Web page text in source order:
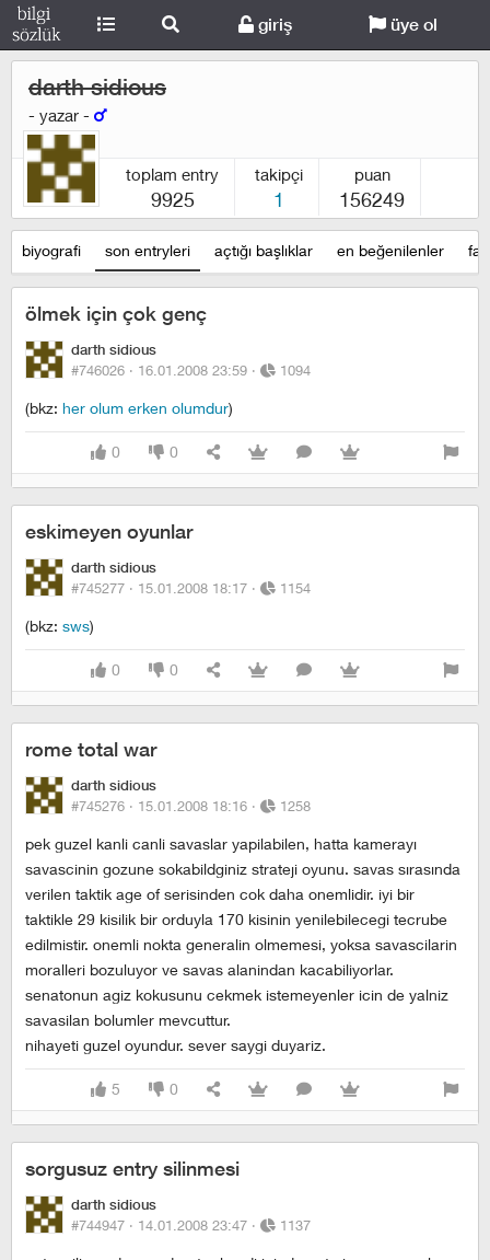
giriş üye ol
darth sidious
- yazar -
toplam entry
9925
takipçi
1
puan
156249
biyografi son entryleri açtığı başlıklar en beğenilenler
ölmek için çok genç
darth sidious
#746026 · 16.01.2008 23:59 · 1094
(bkz: her olum erken olumdur)
0 0
eskimeyen oyunlar
darth sidious
#745277 · 15.01.2008 18:17 · 1154
(bkz: sws)
0 0
rome total war
darth sidious
#745276 · 15.01.2008 18:16 · 1258
pek guzel kanli canli savaslar yapilabilen, hatta kamerayı
savascinin gozune sokabildginiz strateji oyunu. savas sırasında
verilen taktik age of serisinden cok daha onemlidir. iyi bir
taktikle 29 kisilik bir orduyla 170 kisinin yenilebilecegi tecrube
edilmistir. onemli nokta generalin olmemesi, yoksa savascilarin
moralleri bozuluyor ve savas alanindan kacabiliyorlar.
senatonun agiz kokusunu cekmek istemeyenler icin de yalniz
savasilan bolumler mevcuttur.
nihayeti guzel oyundur. sever saygi duyariz.
5 0
sorgusuz entry silinmesi
darth sidious
#744947 · 14.01.2008 23:47 · 1137